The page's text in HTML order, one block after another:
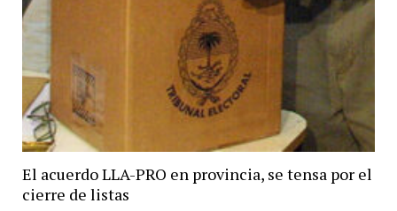
El acuerdo LLA-PRO en provincia, se tensa por el
cierre de listas